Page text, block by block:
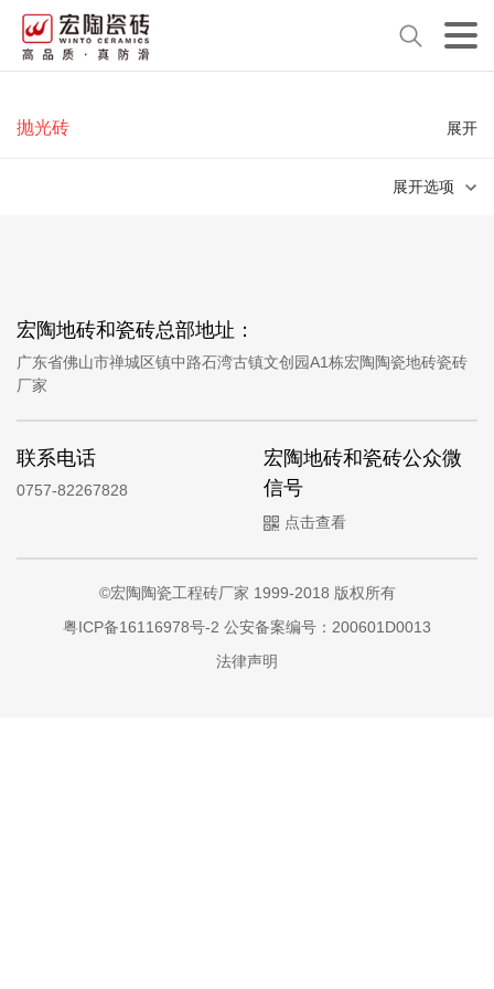
抛光砖 展开
展开选项
宏陶地砖和瓷砖总部地址：
广东省佛山市禅城区镇中路石湾古镇文创园A1栋宏陶陶瓷地砖瓷砖
厂家
联系电话
0757-82267828
宏陶地砖和瓷砖公众微
信号
点击查看
©宏陶陶瓷工程砖厂家 1999-2018 版权所有
粤ICP备16116978号-2 公安备案编号：200601D0013
法律声明